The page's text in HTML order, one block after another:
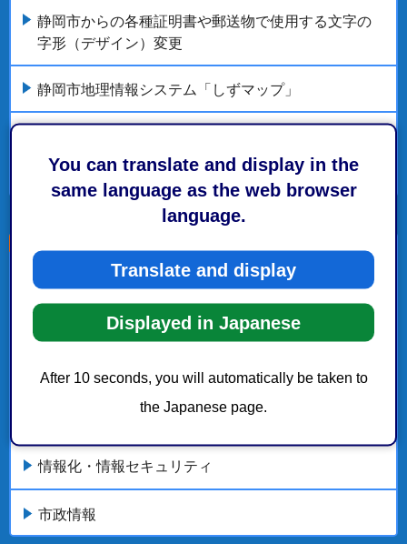
You can translate and display in the
same language as the web browser
language.
Translate and display
Displayed in Japanese
After 10 seconds, you will automatically be taken to
the Japanese page.
静岡市からの各種証明書や郵送物で使用する文字の
字形（デザイン）変更
静岡市地理情報システム「しずマップ」
こちらの記事も読まれています。
静岡市におけるオープンデータの取組み
情報セキュリティ
静岡市デジタル化推進プラン
情報化・情報セキュリティ
市政情報